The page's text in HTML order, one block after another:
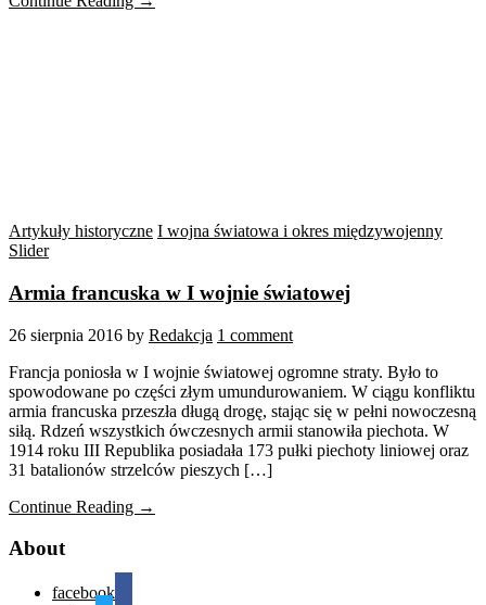
Artykuły historyczne I wojna światowa i okres międzywojenny
Slider
Armia francuska w I wojnie światowej
26 sierpnia 2016 by Redakcja 1 comment
Francja poniosła w I wojnie światowej ogromne straty. Było to
spowodowane po części złym umundurowaniem. W ciągu konfliktu
armia francuska przeszła długą drogę, stając się w pełni nowoczesną
siłą. Rdzeń wszystkich ówczesnych armii stanowiła piechota. W
1914 roku III Republika posiadała 173 pułki piechoty liniowej oraz
31 batalionów strzelców pieszych […]
Continue Reading →
About
facebook